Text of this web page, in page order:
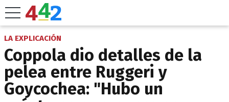
LA EXPLICACIÓN
Coppola dio detalles de la
pelea entre Ruggeri y
Goycochea: "Hubo un